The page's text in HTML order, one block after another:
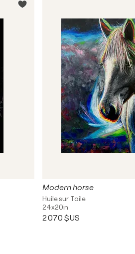
Modern horse
Huile sur Toile
24x20in
2 070 $US